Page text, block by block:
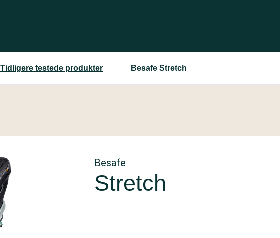
Tidligere testede produkter Besafe Stretch
Besafe
Stretch